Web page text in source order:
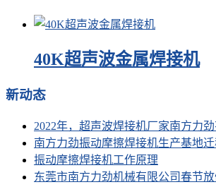
40K超声波金属焊接机
新动态
2022年，超声波焊接机厂家南方力
南方力劲振动摩擦焊接机生产基地
振动摩擦焊接机工作原理
东莞市南方力劲机械有限公司春节